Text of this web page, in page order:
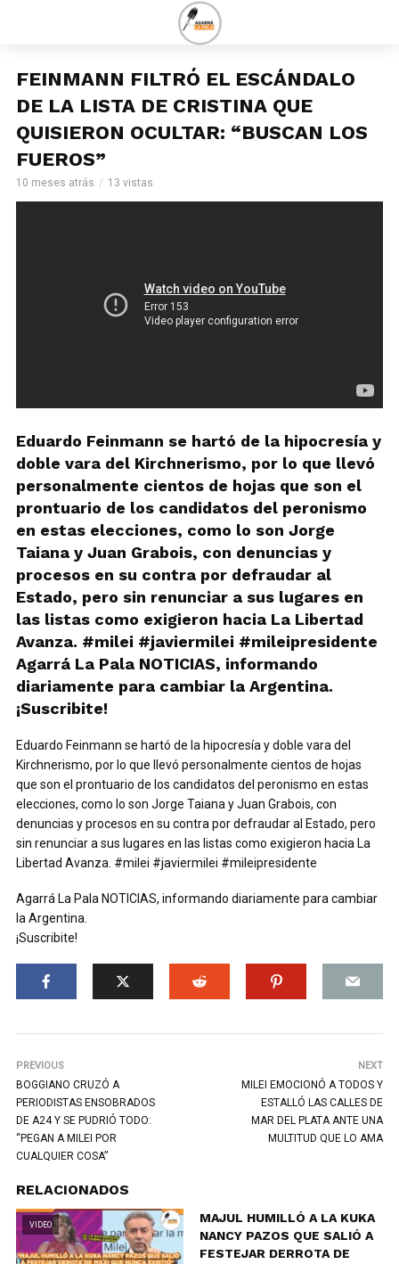
FEINMANN FILTRÓ EL ESCÁNDALO
DE LA LISTA DE CRISTINA QUE
QUISIERON OCULTAR: “BUSCAN LOS
FUEROS”
10 meses atrás 13 vistas
Eduardo Feinmann se hartó de la hipocresía y
doble vara del Kirchnerismo, por lo que llevó
personalmente cientos de hojas que son el
prontuario de los candidatos del peronismo
en estas elecciones, como lo son Jorge
Taiana y Juan Grabois, con denuncias y
procesos en su contra por defraudar al
Estado, pero sin renunciar a sus lugares en
las listas como exigieron hacia La Libertad
Avanza. #milei #javiermilei #mileipresidente
Agarrá La Pala NOTICIAS, informando
diariamente para cambiar la Argentina.
¡Suscribite!
Eduardo Feinmann se hartó de la hipocresía y doble vara del
Kirchnerismo, por lo que llevó personalmente cientos de hojas
que son el prontuario de los candidatos del peronismo en estas
elecciones, como lo son Jorge Taiana y Juan Grabois, con
denuncias y procesos en su contra por defraudar al Estado, pero
sin renunciar a sus lugares en las listas como exigieron hacia La
Libertad Avanza. #milei #javiermilei #mileipresidente
Agarrá La Pala NOTICIAS, informando diariamente para cambiar
la Argentina.
¡Suscribite!
PREVIOUS
BOGGIANO CRUZÓ A
PERIODISTAS ENSOBRADOS
DE A24 Y SE PUDRIÓ TODO:
“PEGAN A MILEI POR
CUALQUIER COSA”
NEXT
MILEI EMOCIONÓ A TODOS Y
ESTALLÓ LAS CALLES DE
MAR DEL PLATA ANTE UNA
MULTITUD QUE LO AMA
RELACIONADOS
VIDEO
MAJUL HUMILLÓ A LA KUKA
NANCY PAZOS QUE SALIÓ A
FESTEJAR DERROTA DE